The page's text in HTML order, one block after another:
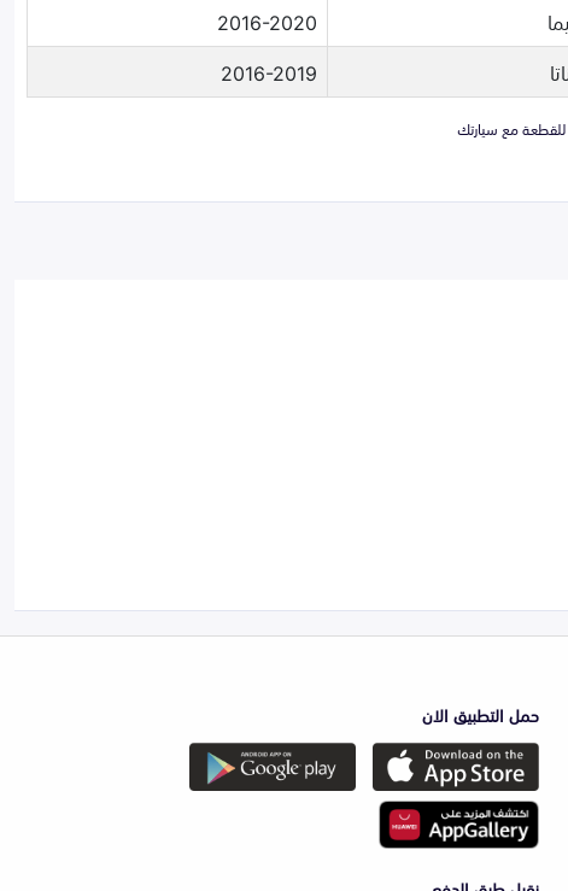
2016-2020
2016-2019
حمل التطبيق الان